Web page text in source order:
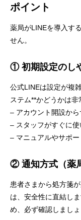
ポイント
薬局がLINEを導入す
せん。
① 初期設定のし
公式LINEは設定が複
ステム**かどうかは非
– アカウント開設か
– スタッフがすぐに
– マニュアルやサポ
② 通知方式（薬
患者さまから処方箋
は、安全性に直結し
め、必ず確認しましょ